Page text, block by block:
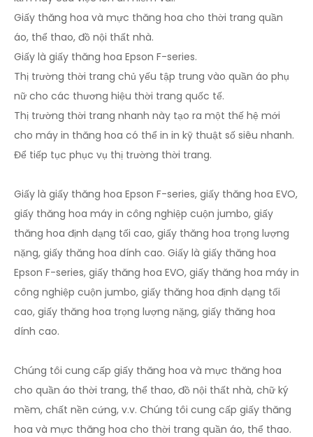
Giấy thăng hoa và mực thăng hoa cho thời trang quần
áo, thể thao, đồ nội thất nhà.
Giấy là giấy thăng hoa Epson F-series.
Thị trường thời trang chủ yếu tập trung vào quần áo phụ
nữ cho các thương hiệu thời trang quốc tế.
Thị trường thời trang nhanh này tạo ra một thế hệ mới
cho máy in thăng hoa có thể in in kỹ thuật số siêu nhanh.
Để tiếp tục phục vụ thị trường thời trang.
Giấy là giấy thăng hoa Epson F-series, giấy thăng hoa EVO,
giấy thăng hoa máy in công nghiệp cuộn jumbo, giấy
thăng hoa định dạng tối cao, giấy thăng hoa trọng lượng
nặng, giấy thăng hoa dính cao. Giấy là giấy thăng hoa
Epson F-series, giấy thăng hoa EVO, giấy thăng hoa máy in
công nghiệp cuộn jumbo, giấy thăng hoa định dạng tối
cao, giấy thăng hoa trọng lượng nặng, giấy thăng hoa
dính cao.
Chúng tôi cung cấp giấy thăng hoa và mực thăng hoa
cho quần áo thời trang, thể thao, đồ nội thất nhà, chữ ký
mềm, chất nền cứng, v.v. Chúng tôi cung cấp giấy thăng
hoa và mực thăng hoa cho thời trang quần áo, thể thao.